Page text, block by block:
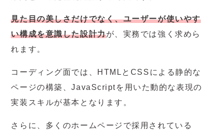
見た目の美しさだけでなく、ユーザーが使いやす
い構成を意識した設計力が、実務では強く求めら
れます。
コーディング面では、HTMLとCSSによる静的な
ページの構築、JavaScriptを用いた動的な表現の
実装スキルが基本となります。
さらに、多くのホームページで採用されている